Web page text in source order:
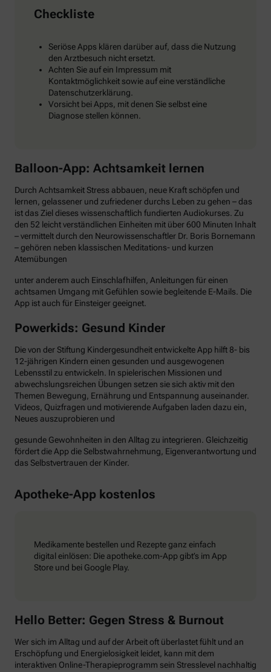
Checkliste
Seriöse Apps klären darüber auf, dass die Nutzung
den Arztbesuch nicht ersetzt.
Achten Sie auf ein Impressum mit
Kontaktmöglichkeit sowie auf eine verständliche
Datenschutzerklärung.
Vorsicht bei Apps, mit denen Sie selbst eine
Diagnose stellen können.
Balloon-App: Achtsamkeit lernen
Durch Achtsamkeit Stress abbauen, neue Kraft schöpfen und
lernen, gelassener und zufriedener durchs Leben zu gehen – das
ist das Ziel dieses wissenschaftlich fundierten Audiokurses. Zu
den 52 leicht verständlichen Einheiten mit über 600 Minuten Inhalt
– vermittelt durch den Neurowissenschaftler Dr. Boris Bornemann
– gehören neben klassischen Meditations- und kurzen
Atemübungen
unter anderem auch Einschlafhilfen, Anleitungen für einen
achtsamen Umgang mit Gefühlen sowie begleitende E-Mails. Die
App ist auch für Einsteiger geeignet.
Powerkids: Gesund Kinder
Die von der Stiftung Kindergesundheit entwickelte App hilft 8- bis
12-jährigen Kindern einen gesunden und ausgewogenen
Lebensstil zu entwickeln. In spielerischen Missionen und
abwechslungsreichen Übungen setzen sie sich aktiv mit den
Themen Bewegung, Ernährung und Entspannung auseinander.
Videos, Quizfragen und motivierende Aufgaben laden dazu ein,
Neues auszuprobieren und
gesunde Gewohnheiten in den Alltag zu integrieren. Gleichzeitig
fördert die App die Selbstwahrnehmung, Eigenverantwortung und
das Selbstvertrauen der Kinder.
Apotheke-App kostenlos
Medikamente bestellen und Rezepte ganz einfach
digital einlösen: Die apotheke.com-App gibt’s im App
Store und bei Google Play.
Hello Better: Gegen Stress & Burnout
Wer sich im Alltag und auf der Arbeit oft überlastet fühlt und an
Erschöpfung und Energielosigkeit leidet, kann mit dem
interaktiven Online-Therapieprogramm sein Stresslevel nachhaltig